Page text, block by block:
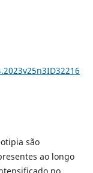
são
ao longo
no